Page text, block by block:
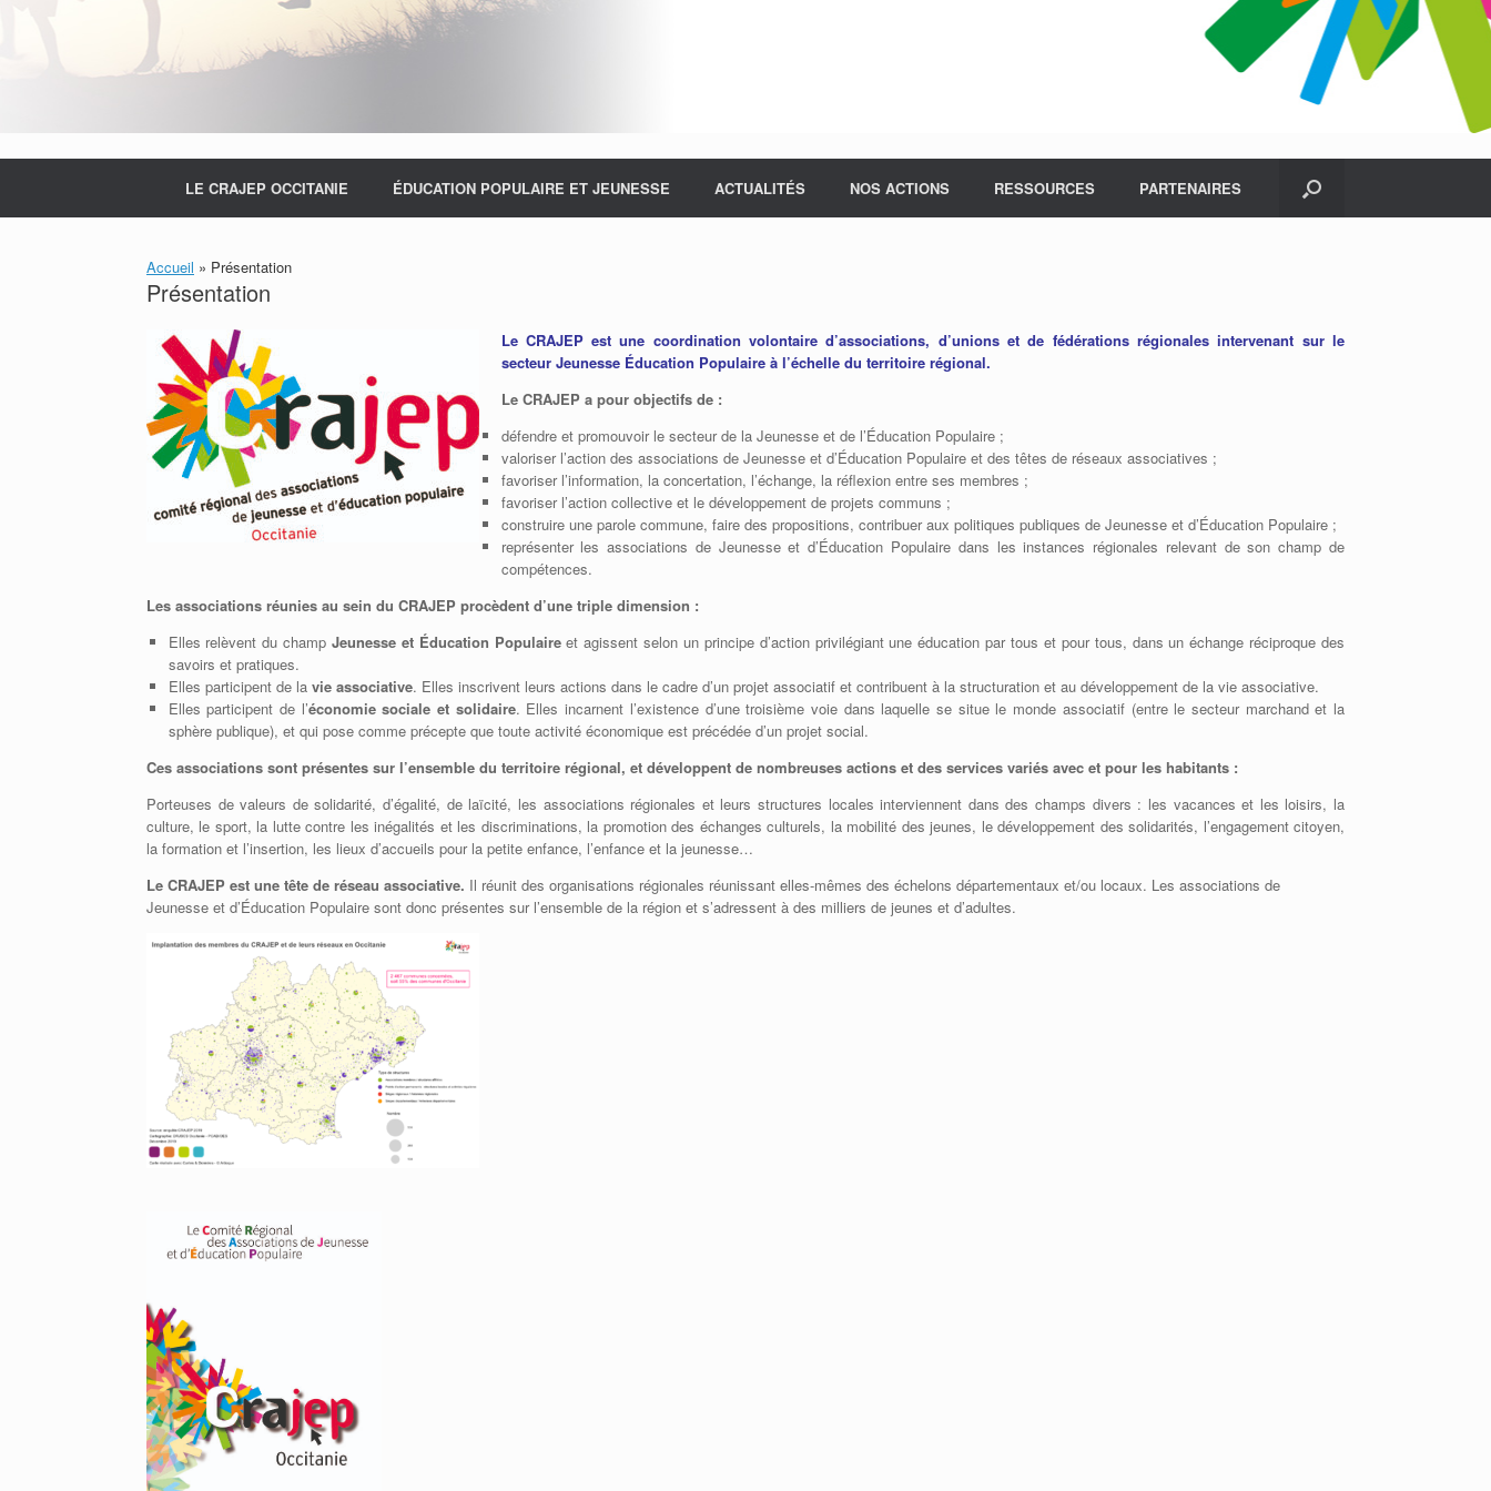
LE CRAJEP OCCITANIE ÉDUCATION POPULAIRE ET JEUNESSE ACTUALITÉS NOS ACTIONS RESSOURCES PARTENAIRES
Accueil » Présentation
Présentation
Le CRAJEP est une coordination volontaire d’associations, d’unions et de fédérations régionales intervenant sur le
secteur Jeunesse Éducation Populaire à l’échelle du territoire régional.
Le CRAJEP a pour objectifs de :
défendre et promouvoir le secteur de la Jeunesse et de l’Éducation Populaire ;
valoriser l’action des associations de Jeunesse et d’Éducation Populaire et des têtes de réseaux associatives ;
favoriser l’information, la concertation, l’échange, la réflexion entre ses membres ;
favoriser l’action collective et le développement de projets communs ;
construire une parole commune, faire des propositions, contribuer aux politiques publiques de Jeunesse et d’Éducation Populaire ;
représenter les associations de Jeunesse et d’Éducation Populaire dans les instances régionales relevant de son champ de
compétences.
Les associations réunies au sein du CRAJEP procèdent d’une triple dimension :
Elles relèvent du champ Jeunesse et Éducation Populaireet agissent selon un principe d’action privilégiant une éducation par tous et pour tous, dans un échange réciproque des
savoirs et pratiques.
Elles participent de la vie associative. Elles inscrivent leurs actions dans le cadre d’un projet associatif et contribuent à la structuration et au développement de la vie associative.
Elles participent de l’économie sociale et solidaire. Elles incarnent l’existence d’une troisième voie dans laquelle se situe le monde associatif (entre le secteur marchand et la
sphère publique), et qui pose comme précepte que toute activité économique est précédée d’un projet social.
Ces associations sont présentes sur l’ensemble du territoire régional, et développent de nombreuses actions et des services variés avec et pour les habitants :
Porteuses de valeurs de solidarité, d’égalité, de laïcité, les associations régionales et leurs structures locales interviennent dans des champs divers : les vacances et les loisirs, la
culture, le sport, la lutte contre les inégalités et les discriminations, la promotion des échanges culturels, la mobilité des jeunes, le développement des solidarités, l’engagement citoyen,
la formation et l’insertion, les lieux d’accueils pour la petite enfance, l’enfance et la jeunesse…
Le CRAJEP est une tête de réseau associative. Il réunit des organisations régionales réunissant elles-mêmes des échelons départementaux et/ou locaux. Les associations de
Jeunesse et d’Éducation Populaire sont donc présentes sur l’ensemble de la région et s’adressent à des milliers de jeunes et d’adultes.